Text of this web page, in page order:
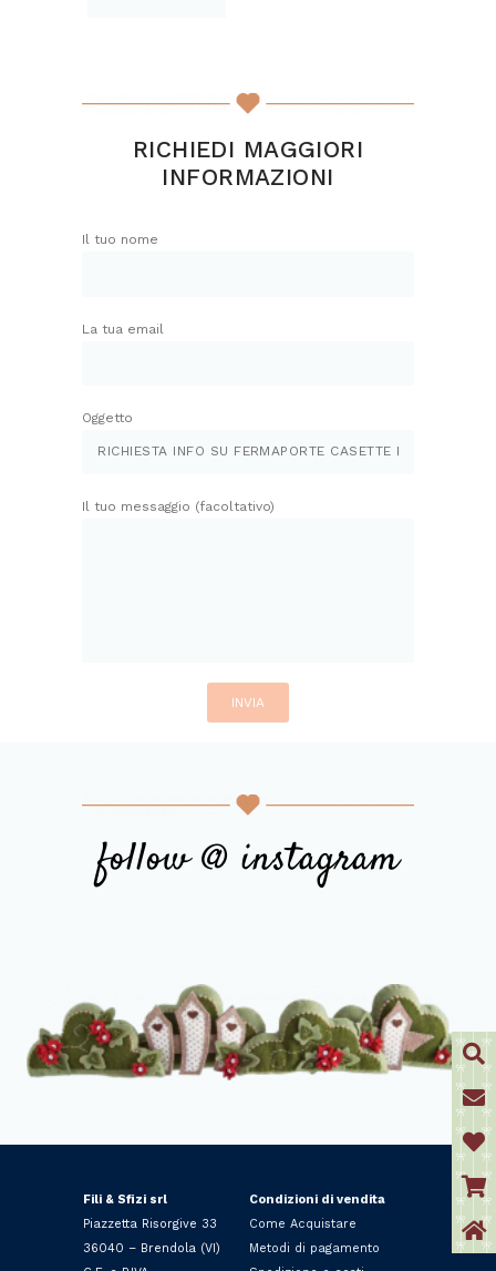
scelte
pagina
RICHIEDI MAGGIORI
INFORMAZIONI
Il tuo nome
La tua email
Oggetto
Il tuo messaggio (facoltativo)
follow @ instagram
Fili & Sfizi srl
Piazzetta Risorgive 33
36040 – Brendola (VI)
Condizioni di vendita
Come Acquistare
Metodi di pagamento